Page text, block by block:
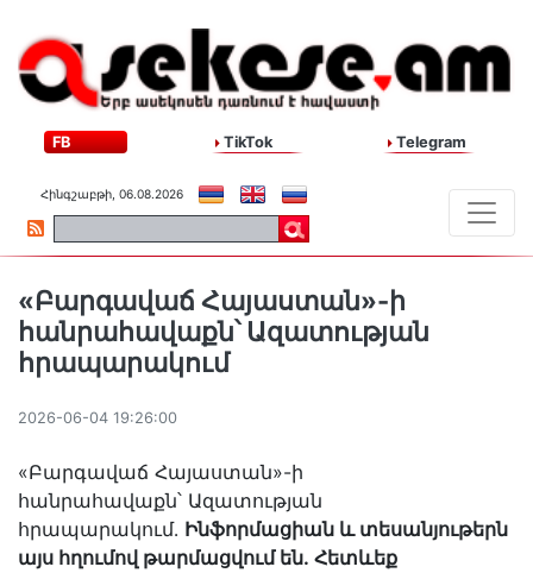
FB TikTok Telegram
Հինգշաբթի, 06.08.2026
«Բարգավաճ Հայաստան»-ի
հանրահավաքն՝ Ազատության
հրապարակում
2026-06-04 19:26:00
«Բարգավաճ Հայաստան»-ի
հանրահավաքն՝ Ազատության
հրապարակում․ Ինֆորմացիան և տեսանյութերն
այս հղումով թարմացվում են․ Հետևեք